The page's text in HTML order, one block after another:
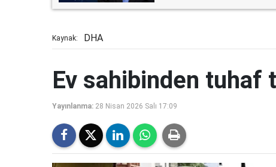
Kaynak: DHA
Ev sahibinden tuhaf
Yayınlanma: 28 Nisan 2026 Salı 17:09